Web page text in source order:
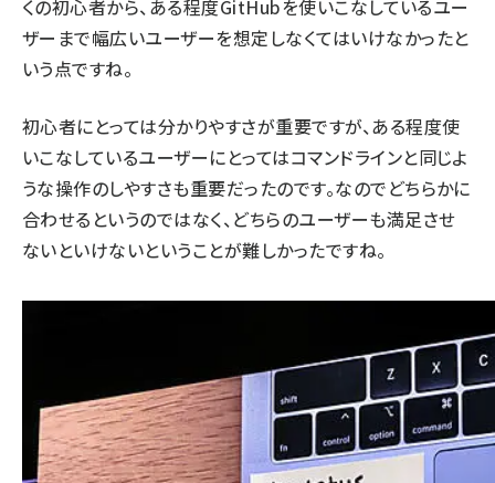
くの初心者から、ある程度GitHubを使いこなしているユー
ザーまで幅広いユーザーを想定しなくてはいけなかったと
いう点ですね。
初心者にとっては分かりやすさが重要ですが、ある程度使
いこなしているユーザーにとってはコマンドラインと同じよ
うな操作のしやすさも重要だったのです。なのでどちらかに
合わせるというのではなく、どちらのユーザーも満足させ
ないといけないということが難しかったですね。